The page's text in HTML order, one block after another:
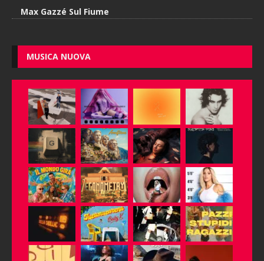
Max Gazzé Sul Fiume
MUSICA NUOVA